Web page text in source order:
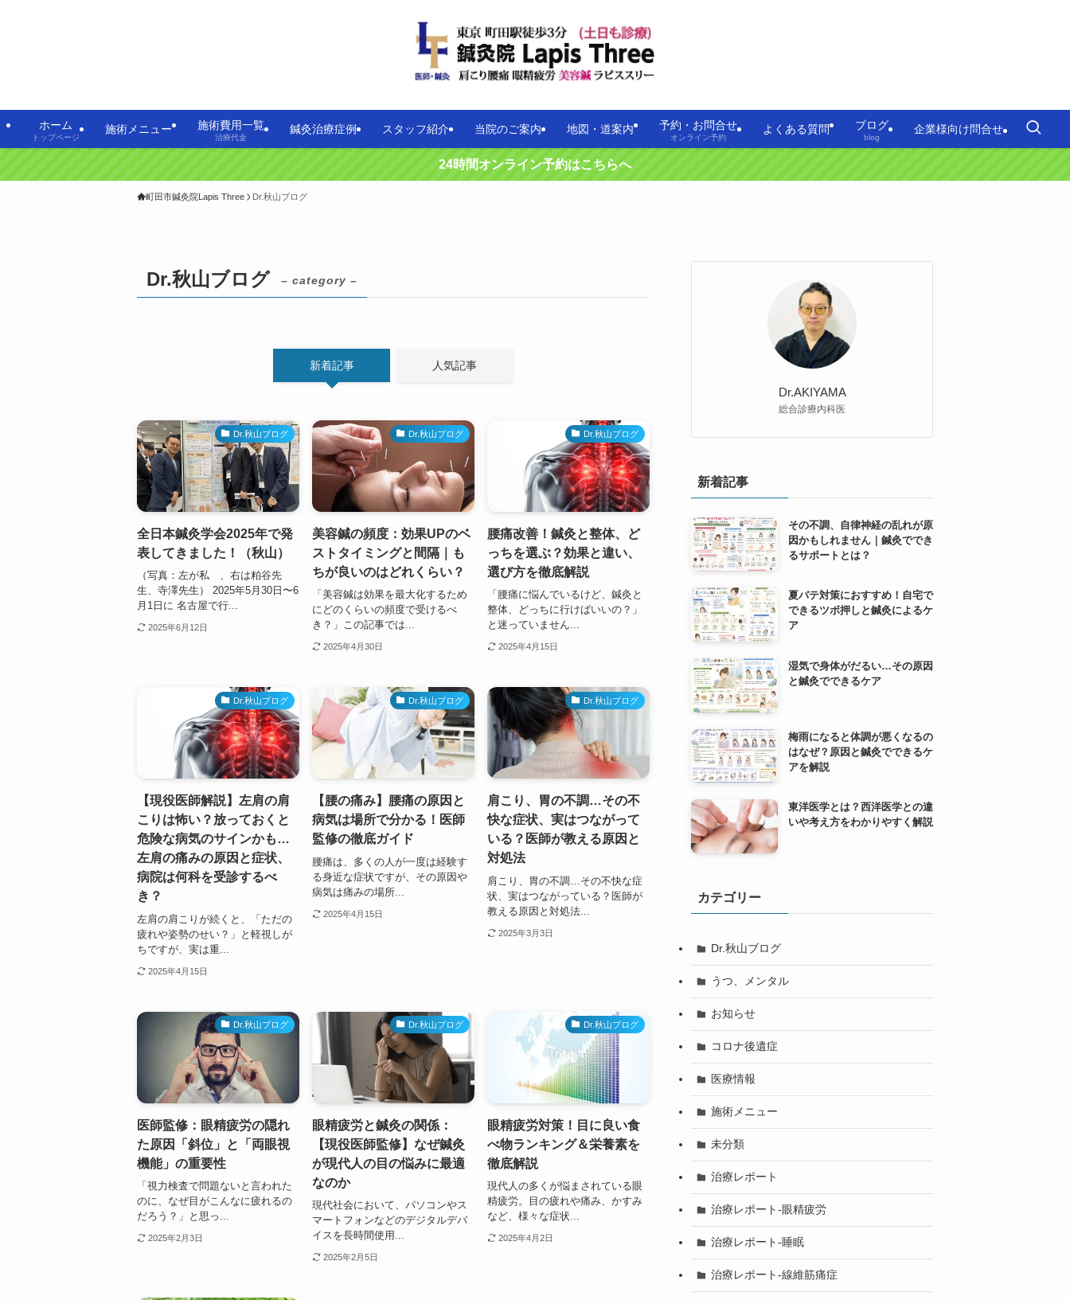
ホーム
トップページ
施術メニュー 施術費用一覧
治療代金
鍼灸治療症例 スタッフ紹介 当院のご案内 地図・道案内 予約・お問合せ
オンライン予約
よくある質問 ブログ
blog
企業様向け問合せ
24時間オンライン予約はこちらへ
町田市鍼灸院Lapis Three Dr.秋山ブログ
Dr.秋山ブログ – category –
新着記事 人気記事
Dr.秋山ブログ
全日本鍼灸学会2025年で発
表してきました！（秋山）
（写真：左が私 、右は粕谷先
生、寺澤先生） 2025年5月30日〜6
月1日に 名古屋で行...
2025年6月12日
Dr.秋山ブログ
美容鍼の頻度：効果UPのベ
ストタイミングと間隔｜も
ちが良いのはどれくらい？
「美容鍼は効果を最大化するため
にどのくらいの頻度で受けるべ
き？」この記事では...
2025年4月30日
Dr.秋山ブログ
腰痛改善！鍼灸と整体、ど
っちを選ぶ？効果と違い、
選び方を徹底解説
「腰痛に悩んでいるけど、鍼灸と
整体、どっちに行けばいいの？」
と迷っていません...
2025年4月15日
Dr.秋山ブログ
【現役医師解説】左肩の肩
こりは怖い？放っておくと
危険な病気のサインかも…
左肩の痛みの原因と症状、
病院は何科を受診するべ
き？
左肩の肩こりが続くと、「ただの
疲れや姿勢のせい？」と軽視しが
ちですが、実は重...
2025年4月15日
Dr.秋山ブログ
【腰の痛み】腰痛の原因と
病気は場所で分かる！医師
監修の徹底ガイド
腰痛は、多くの人が一度は経験す
る身近な症状ですが、その原因や
病気は痛みの場所...
2025年4月15日
Dr.秋山ブログ
肩こり、胃の不調…その不
快な症状、実はつながって
いる？医師が教える原因と
対処法
肩こり、胃の不調…その不快な症
状、実はつながっている？医師が
教える原因と対処法...
2025年3月3日
Dr.秋山ブログ
医師監修：眼精疲労の隠れ
た原因「斜位」と「両眼視
機能」の重要性
「視力検査で問題ないと言われた
のに、なぜ目がこんなに疲れるの
だろう？」と思っ...
2025年2月3日
Dr.秋山ブログ
眼精疲労と鍼灸の関係：
【現役医師監修】なぜ鍼灸
が現代人の目の悩みに最適
なのか
現代社会において、パソコンやス
マートフォンなどのデジタルデバ
イスを長時間使用...
2025年2月5日
Dr.秋山ブログ
眼精疲労対策！目に良い食
べ物ランキング＆栄養素を
徹底解説
現代人の多くが悩まされている眼
精疲労。目の疲れや痛み、かすみ
など、様々な症状...
2025年4月2日
Dr.AKIYAMA
総合診療内科医
新着記事
その不調、自律神経の乱れが原
因かもしれません｜鍼灸ででき
るサポートとは？
夏バテ対策におすすめ！自宅で
できるツボ押しと鍼灸によるケ
ア
湿気で身体がだるい…その原因
と鍼灸でできるケア
梅雨になると体調が悪くなるの
はなぜ？原因と鍼灸でできるケ
アを解説
東洋医学とは？西洋医学との違
いや考え方をわかりやすく解説
カテゴリー
Dr.秋山ブログ
うつ、メンタル
お知らせ
コロナ後遺症
医療情報
施術メニュー
未分類
治療レポート
治療レポート-眼精疲労
治療レポート-睡眠
治療レポート-線維筋痛症